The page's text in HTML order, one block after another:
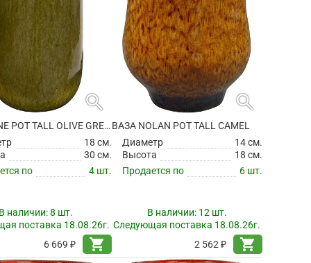
search
ВАЗА NINE POT TALL OLIVE GREEN
18 см.
30 см.
по
4 шт.
наличии:8 шт.
поставка 18.08.26г.
6 669 ₽
shopping_cart
search
ВАЗА NOLAN POT TALL CAMEL
Диаметр
14 см.
Высота
18 см.
Продается по
6 шт.
В наличии: 12 шт.
Следующая поставка 18.08.26г.
2 562 ₽
shopping_cart